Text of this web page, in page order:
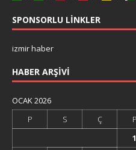
SPONSORLU LINKLER
izmir haber
HABER ARŞIVI
OCAK 2026
P
S Ç P
1